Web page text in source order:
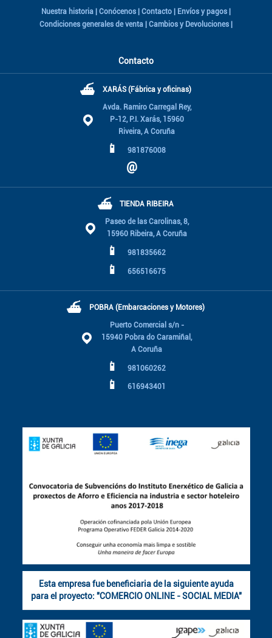
Nuestra historia | Conócenos | Contacto | Envíos y pagos |
Condiciones generales de venta | Cambios y Devoluciones |
Contacto
⛴ XARÁS (Fábrica y oficinas)
Avda. Ramiro Carregal Rey,
P-12, P.I. Xarás, 15960
Riveira, A Coruña
📱 981876008
@
⛴ TIENDA RIBEIRA
Paseo de las Carolinas, 8,
15960 Ribeira, A Coruña
📱 981835662
📱 656516675
⛴ POBRA (Embarcaciones y Motores)
Puerto Comercial s/n -
15940 Pobra do Caramiñal,
A Coruña
📱 981060262
📱 616943401
Esta empresa fue beneficiaria de la siguiente ayuda
para el proyecto: "COMERCIO ONLINE - SOCIAL MEDIA"